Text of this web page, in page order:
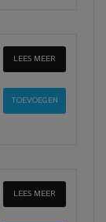
LEES MEER
LEES MEER